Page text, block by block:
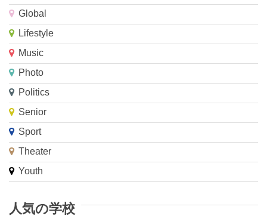
Global
Lifestyle
Music
Photo
Politics
Senior
Sport
Theater
Youth
人気の学校